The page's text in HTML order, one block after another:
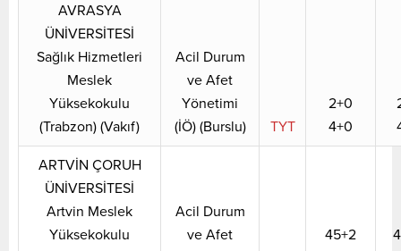
AVRASYA
ÜNİVERSİTESİ
Sağlık Hizmetleri
Meslek
Yüksekokulu
(Trabzon) (Vakıf)
Acil Durum
ve Afet
Yönetimi
(İÖ) (Burslu)
TYT
2+0
4+0
ARTVİN ÇORUH
ÜNİVERSİTESİ
Artvin Meslek
Yüksekokulu
Acil Durum
ve Afet
45+2